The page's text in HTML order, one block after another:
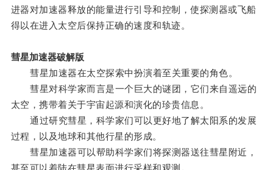
进器对加速器释放的能量进行引导和控制，使探测器或飞船
得以在进入太空后保持正确的速度和轨迹。
彗星加速器破解版
彗星加速器在太空探索中扮演着至关重要的角色。
彗星对科学家而言是一个巨大的谜团，它们来自遥远的
太空，携带着关于宇宙起源和演化的珍贵信息。
通过研究彗星，科学家们可以更好地了解太阳系的发展
过程，以及地球和其他行星的形成。
彗星加速器可以帮助科学家们将探测器送往彗星附近，